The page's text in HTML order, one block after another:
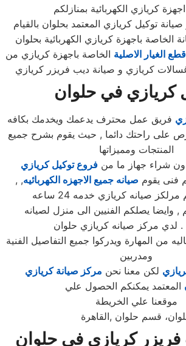
توكيل كريازي المعتمد بحلوان بالقيام
الخاصة باجهزة كريازي الكهربائية بحلوان
قطع الغيار الاصلية الخاصة باجهزة كريازي من
كريازي و صيانة ديب فريزر كريازي
كريازي في حلوان
فريق عمل محترف يدعمك ويخدمك بكافه
على راحتك دائما , حيث يقوم بشرح جميع
المنتجات ومميزاتها
شراء جهاز ما من فروع توكيل كريازي
فنى يقوم صيانه جميع الاجهزه الكهربائيه,
. لدي مركز صيانه كريازي حلوان
من المهارة ويدركوا جميع التفاصيل الفنية
ومدربين
لكن معنا نحن مركز صيانة كريازي
المعتمد يمكنكم الحصول علي
موقعنا علي الخريطة
قسم حلوان ,القاهرة
كريازي في حلوان